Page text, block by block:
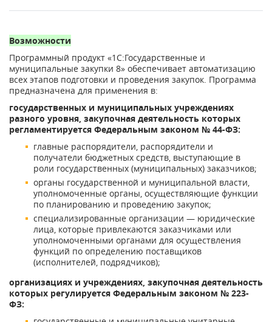
Возможности
Программный продукт «1С:Государственные и
муниципальные закупки 8» обеспечивает автоматизацию
всех этапов подготовки и проведения закупок. Программа
предназначена для применения в:
государственных и муниципальных учреждениях
разного уровня, закупочная деятельность которых
регламентируется Федеральным законом № 44-ФЗ:
главные распорядители, распорядители и
получатели бюджетных средств, выступающие в
роли государственных (муниципальных) заказчиков;
органы государственной и муниципальной власти,
уполномоченные органы, осуществляющие функции
по планированию и проведению закупок;
специализированные организации — юридические
лица, которые привлекаются заказчиками или
уполномоченными органами для осуществления
функций по определению поставщиков
(исполнителей, подрядчиков);
организациях и учреждениях, закупочная деятельность
которых регулируется Федеральным законом № 223-
ФЗ: